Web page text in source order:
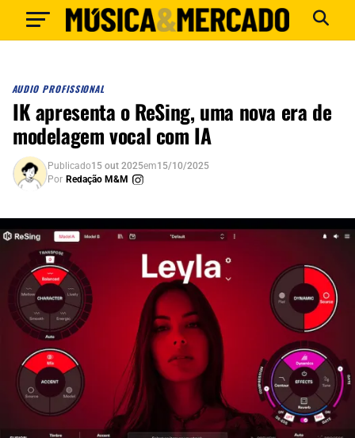
AUDIO PROFISSIONAL
IK apresenta o ReSing, uma nova era de
modelagem vocal com IA
Publicado15 out 2025em15/10/2025
Por Redação M&M